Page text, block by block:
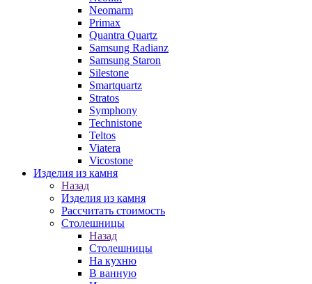
Neomarm
Primax
Quantra Quartz
Samsung Radianz
Samsung Staron
Silestone
Smartquartz
Stratos
Symphony
Technistone
Teltos
Viatera
Vicostone
Изделия из камня
Назад
Изделия из камня
Рассчитать стоимость
Столешницы
Назад
Столешницы
На кухню
В ванную